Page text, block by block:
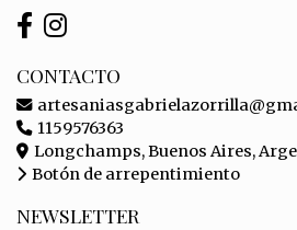
CONTACTO
1159576363
Longchamps, Buenos Aires,
Botón de arrepentimiento
NEWSLETTER